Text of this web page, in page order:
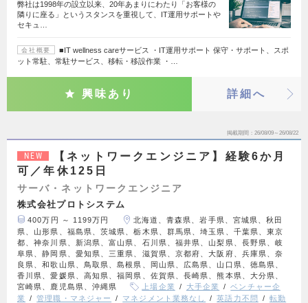
弊社は1998年の設立以来、20年あまりにわたり「お客様の
隣りに座る」というスタンスを重視して、IT運用サポートや
セキュ…
会社概要
■IT wellness careサービス ・IT運用サポート 保守・サポート、スポ
ット常駐、常駐サービス、移転・移設作業 ・…
興味あり 詳細へ
掲載期間 26/08/09～26/08/22
NEW
【ネットワークエンジニア】経験6か月
可／年休125日
サーバ・ネットワークエンジニア
株式会社プロトシステム
400万円 ～ 1199万円
北海道、青森県、岩手県、宮城県、秋田
県、山形県、福島県、茨城県、栃木県、群馬県、埼玉県、千葉県、東京
都、神奈川県、新潟県、富山県、石川県、福井県、山梨県、長野県、岐
阜県、静岡県、愛知県、三重県、滋賀県、京都府、大阪府、兵庫県、奈
良県、和歌山県、鳥取県、島根県、岡山県、広島県、山口県、徳島県、
香川県、愛媛県、高知県、福岡県、佐賀県、長崎県、熊本県、大分県、
宮崎県、鹿児島県、沖縄県
上場企業 大手企業
ベンチャー企
業
管理職・マネジャー マネジメント業務なし 英語力不問
転勤